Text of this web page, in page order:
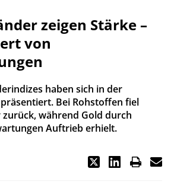
zeigen Stärke –
von
haben sich in der
Bei Rohstoffen fiel
während Gold durch
Auftrieb erhielt.